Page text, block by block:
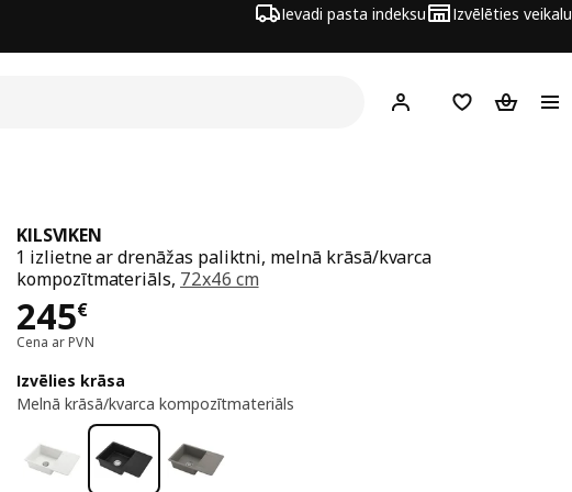
Ievadi pasta indeksu Izvēlēties veikalu
Hej! Pierakstīties
PirkumuPirkumu
KILSVIKEN
1 izlietne ar drenāžas paliktni, melnā krāsā/kvarca
kompozītmateriāls, 72x46 cm
245€
Cena 245€
Cena ar PVN
Izvēlies krāsa
Melnā krāsā/kvarca kompozītmateriāls